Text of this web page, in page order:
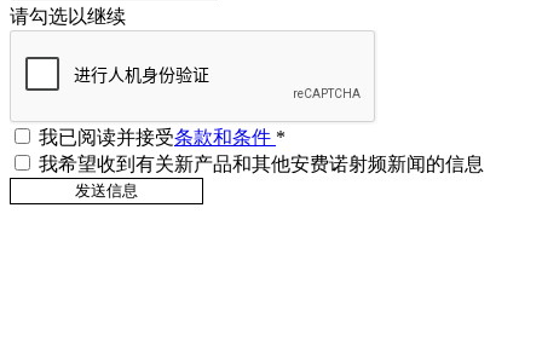
请勾选以继续
我已阅读并接受条款和条件 *
我希望收到有关新产品和其他安费诺射频新闻的信息